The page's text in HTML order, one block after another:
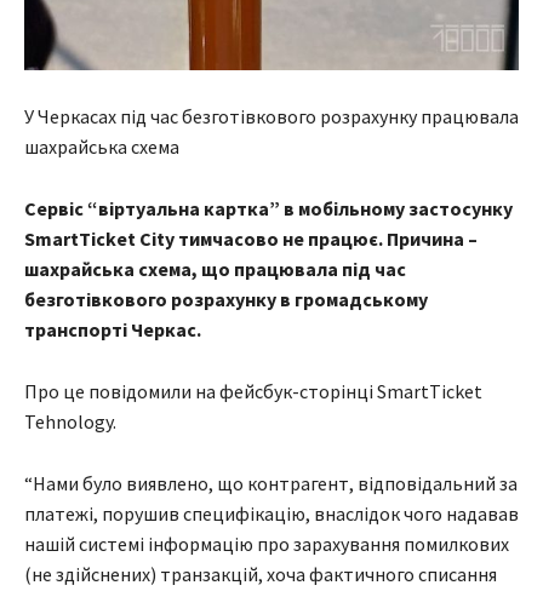
У Черкасах під час безготівкового розрахунку працювала
шахрайська схема
Сервіс “віртуальна картка” в мобільному застосунку
SmartTicket City тимчасово не працює. Причина –
шахрайська схема, що працювала під час
безготівкового розрахунку в громадському
транспорті Черкас.
Про це повідомили на фейсбук-сторінці SmartTicket
Tehnology.
“Нами було виявлено, що контрагент, відповідальний за
платежі, порушив специфікацію, внаслідок чого надавав
нашій системі інформацію про зарахування помилкових
(не здійснених) транзакцій, хоча фактичного списання